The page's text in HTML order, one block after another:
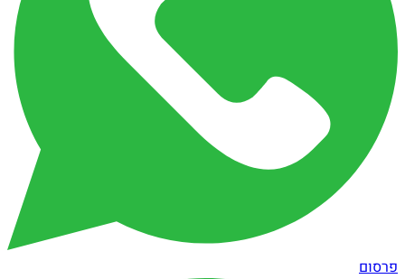
פרסום